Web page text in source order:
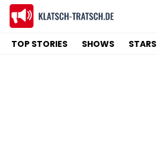
TOP STORIES SHOWS STARS